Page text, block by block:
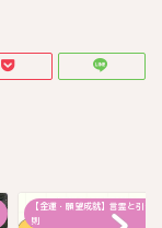
【金運・願望成就】言霊と引き
則